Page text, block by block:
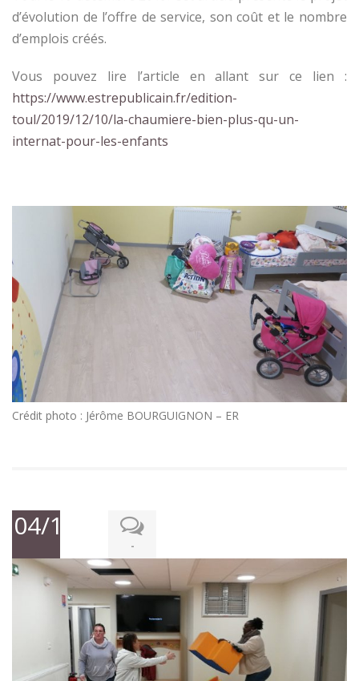
d’évolution de l’offre de service, son coût et le nombre
d’emplois créés.
Vous pouvez lire l’article en allant sur ce lien :
https://www.estrepublicain.fr/edition-
toul/2019/12/10/la-chaumiere-bien-plus-qu-un-
internat-pour-les-enfants
Crédit photo : Jérôme BOURGUIGNON – ER
04/12/2019
-